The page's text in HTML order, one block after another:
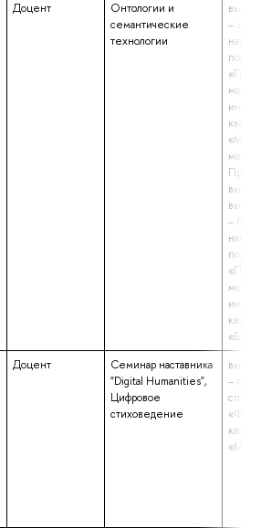
Доцент
Онтологии и
семантические
технологии
–
–
Доцент
Семинар наставника
"Digital Humanities",
Цифровое
стиховедение
–